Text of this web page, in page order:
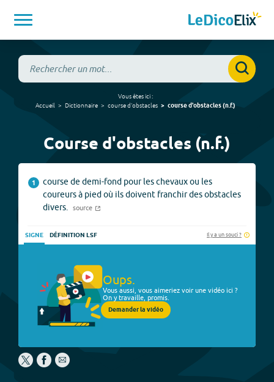
Vous êtes ici :
Accueil
Dictionnaire course d'obstacles course d'obstacles(n.f.)
Course d'obstacles (n.f.)
1
course de demi-fond pour les chevaux ou les
coureurs à pied où ils doivent franchir des obstacles
divers.
source
SIGNE DÉFINITION LSF Il y a un souci ?
Oups.
Vous aussi, vous aimeriez voir une vidéo ici ?
On y travaille, promis.
Demander la vidéo